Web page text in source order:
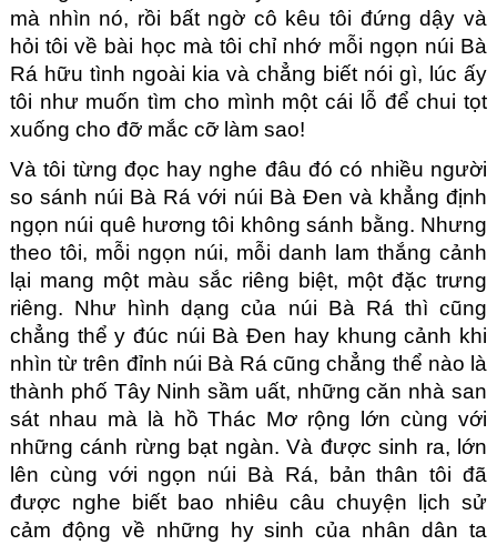
mà nhìn nó, rồi bất ngờ cô kêu tôi đứng dậy và
hỏi tôi về bài học mà tôi chỉ nhớ mỗi ngọn núi Bà
Rá hữu tình ngoài kia và chẳng biết nói gì, lúc ấy
tôi như muốn tìm cho mình một cái lỗ để chui tọt
xuống cho đỡ mắc cỡ làm sao!
Và tôi từng đọc hay nghe đâu đó có nhiều người
so sánh núi Bà Rá với núi Bà Đen và khẳng định
ngọn núi quê hương tôi không sánh bằng. Nhưng
theo tôi, mỗi ngọn núi, mỗi danh lam thắng cảnh
lại mang một màu sắc riêng biệt, một đặc trưng
riêng. Như hình dạng của núi Bà Rá thì cũng
chẳng thể y đúc núi Bà Đen hay khung cảnh khi
nhìn từ trên đỉnh núi Bà Rá cũng chẳng thể nào là
thành phố Tây Ninh sầm uất, những căn nhà san
sát nhau mà là hồ Thác Mơ rộng lớn cùng với
những cánh rừng bạt ngàn. Và được sinh ra, lớn
lên cùng với ngọn núi Bà Rá, bản thân tôi đã
được nghe biết bao nhiêu câu chuyện lịch sử
cảm động về những hy sinh của nhân dân ta